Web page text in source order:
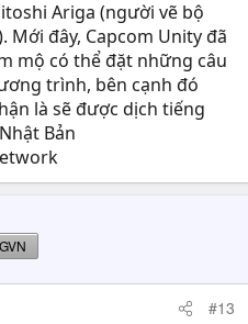
Ariga (người vẽ bộ
Mới đây, Capcom Unity đã
mộ có thể đặt những câu
trình, bên cạnh đó
là sẽ được dịch tiếng
Bản
#13